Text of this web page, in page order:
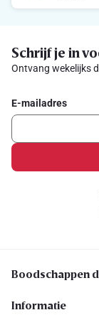
Schrijf je in
Ontvang wekelijks
E-mailadres
Boodschappen
Informatie